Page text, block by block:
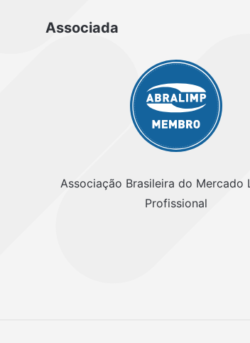
Associada
Associação Brasileira do Mercado
Profissional